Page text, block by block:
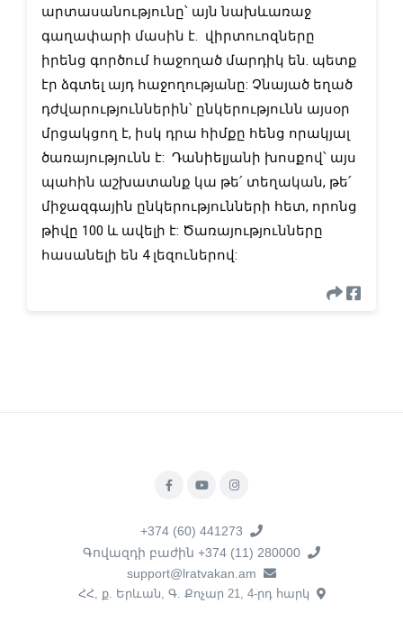
արտասանությունը՝ այն նախևառաջ
գաղափարի մասին է.  վիրտուոզները
իրենց գործում հաջողած մարդիկ են. պետք
էր ձգտել այդ հաջողությանը: Չնայած եղած
դժվարություններին՝ ընկերությունն այսօր
մրցակցող է, իսկ դրա հիմքը հենց որակյալ
ծառայությունն է:  Դանիելյանի խոսքով՝ այս
պահին աշխատանք կա թե՛ տեղական, թե՛
միջազգային ընկերությունների հետ, որոնց
թիվը 100 և ավելի է: Ծառայությունները
հասանելի են 4 լեզուներով:
+374 (60) 441273
Գովազդի բաժին +374 (11) 280000
support@lratvakan.am
ՀՀ, ք. Երևան, Գ. Քոչար 21, 4-րդ հարկ